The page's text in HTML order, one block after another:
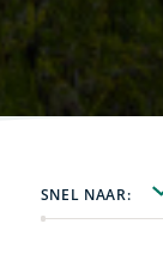
SNEL NAAR: